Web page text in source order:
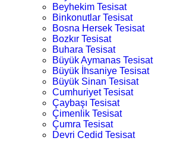
Beyhekim Tesisat
Binkonutlar Tesisat
Bosna Hersek Tesisat
Bozkır Tesisat
Buhara Tesisat
Büyük Aymanas Tesisat
Büyük İhsaniye Tesisat
Büyük Sinan Tesisat
Cumhuriyet Tesisat
Çaybaşı Tesisat
Çimenlik Tesisat
Çumra Tesisat
Devri Cedid Tesisat